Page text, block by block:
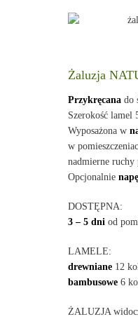
Żaluzja
Przykręcanado
Szerokość lamel
Wyposażona w
w
nadmierne ruchy
Opcjonalnie
DOSTĘPNA:
3 – 5 dni od
LAMELE:
drewniane12
bambusowe6
ŻALUZJA